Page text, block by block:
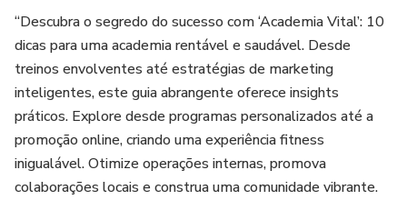
“Descubra o segredo do sucesso com ‘Academia Vital’: 10
dicas para uma academia rentável e saudável. Desde
treinos envolventes até estratégias de marketing
inteligentes, este guia abrangente oferece insights
práticos. Explore desde programas personalizados até a
promoção online, criando uma experiência fitness
inigualável. Otimize operações internas, promova
colaborações locais e construa uma comunidade vibrante.